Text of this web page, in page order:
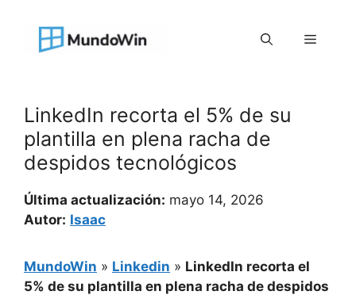
contenido
Menú
LinkedIn recorta el 5% de su
plantilla en plena racha de
despidos tecnológicos
Última actualización: mayo 14, 2026
Autor: Isaac
MundoWin » Linkedin » LinkedIn recorta el
5% de su plantilla en plena racha de despidos